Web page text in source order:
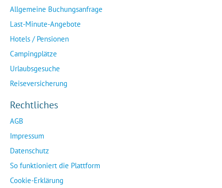
Allgemeine Buchungsanfrage
Last-Minute-Angebote
Hotels / Pensionen
Campingplätze
Urlaubsgesuche
Reiseversicherung
Rechtliches
AGB
Impressum
Datenschutz
So funktioniert die Plattform
Cookie-Erklärung